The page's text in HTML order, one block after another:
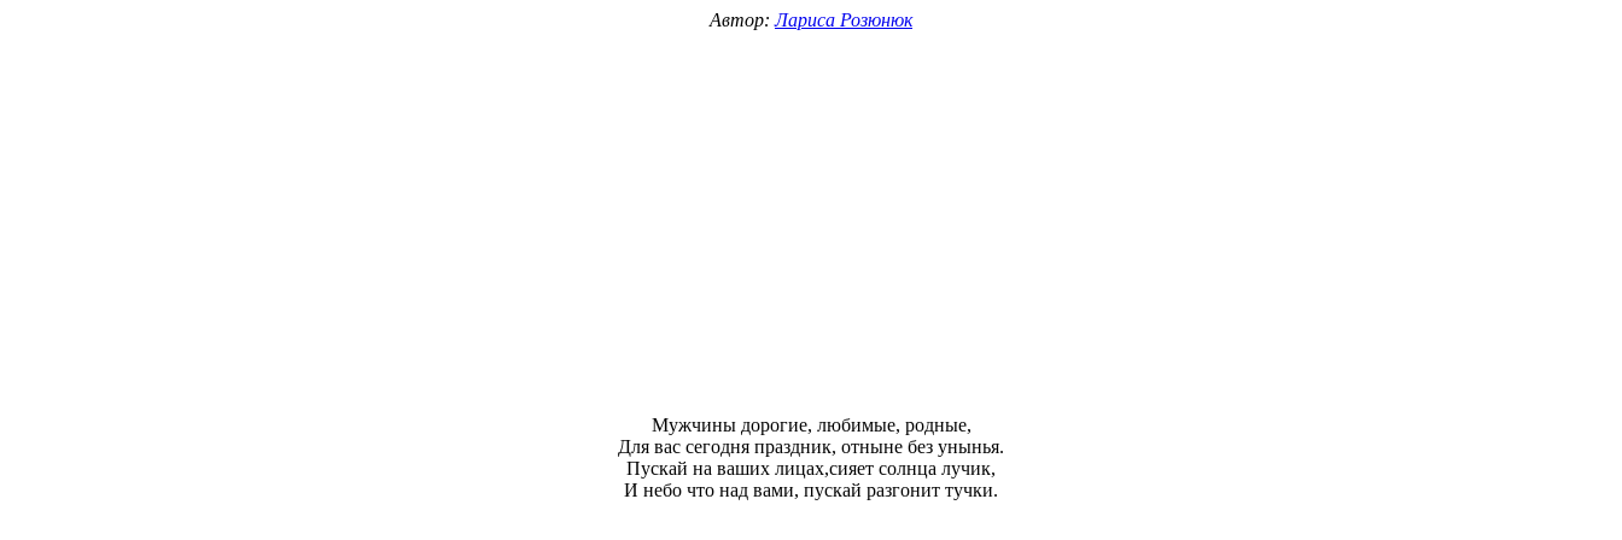
Автор:Лариса Розюнюк
Мужчины дорогие, любимые, родные,
Для вас сегодня праздник, отныне без унынья.
Пускай на ваших лицах,сияет солнца лучик,
И небо что над вами, пускай разгонит тучки.